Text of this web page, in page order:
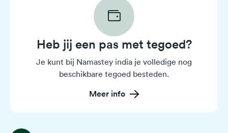
Heb jij een pas met tegoed?
Je kunt bij Namastey india je volledige nog
beschikbare tegoed besteden.
Meer info